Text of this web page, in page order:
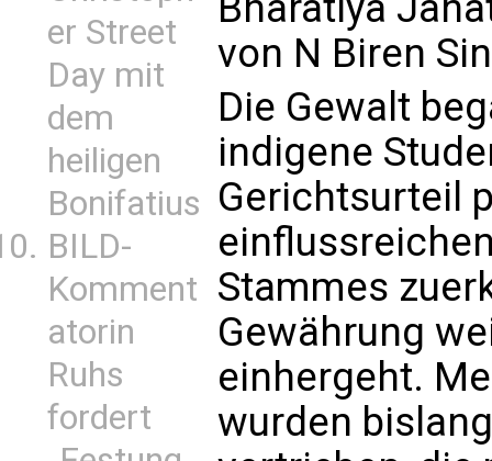
er Street
Day mit
dem
heiligen
Bonifatius
BILD-
Komment
atorin
Ruhs
fordert
von N Biren
Die Gewalt
indigene
Gerichtsurteil
Stammes
Gewährung
einhergeht.
wurden